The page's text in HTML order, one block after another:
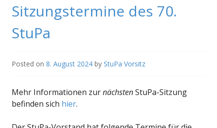
Sitzungstermine des 70.
StuPa
Posted on 8. August 2024 by StuPa Vorsitz
Mehr Informationen zurnächstenStuPa-Sitzung
befinden sich hier.